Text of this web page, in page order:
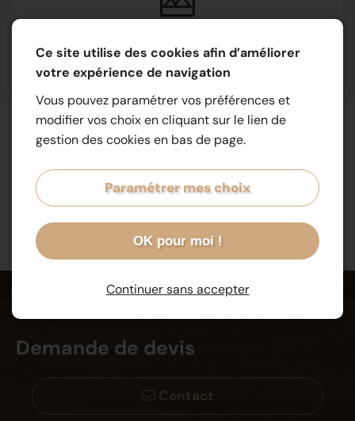
PANNEAU LAMELLÉ COLLÉ BOIS
Demande de devis
Contact
Ce site utilise des cookies afin d’améliorer
votre expérience de navigation
Vous pouvez paramétrer vos préférences et
modifier vos choix en cliquant sur le lien de
gestion des cookies en bas de page.
Paramétrer mes choix
OK pour moi !
Continuer sans accepter